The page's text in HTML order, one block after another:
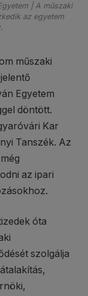
| A műszaki
az egyetem
műszaki
Egyetem
döntött.
Kar
Tanszék. Az
az ipari
óta
szolgálja